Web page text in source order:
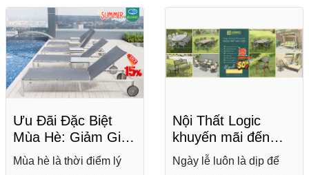
Ưu Đãi Đặc Biệt
Mùa Hè: Giảm Giá
Đến 15% Các Mẫu
Ghế Hồ Bơi, Ghế
Mùa hè là thời điểm lý
Nội Thất Logic
khuyến mãi đến
50% mừng 50 năm
thống nhất đất
Ngày lễ luôn là dịp để